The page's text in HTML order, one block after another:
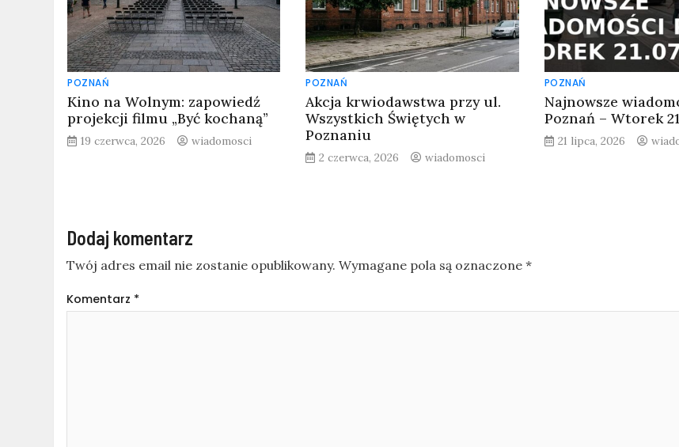
POZNAŃ
Kino na Wolnym: zapowiedź
projekcji filmu „Być kochaną”
19 czerwca, 2026 wiadomosci
POZNAŃ
Akcja krwiodawstwa przy ul.
Wszystkich Świętych w
Poznaniu
2 czerwca, 2026 wiadomosci
POZNAŃ
Najnowsze
Poznań – Wtorek
21 lipca, 2026
Dodaj komentarz
Twój adres email nie zostanie opublikowany. Wymagane pola są oznaczone*
Komentarz *